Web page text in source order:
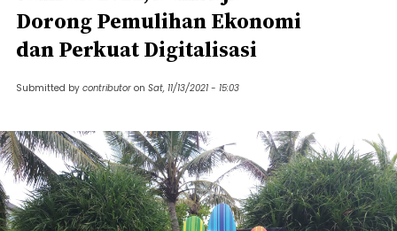
Dorong Pemulihan Ekonomi
dan Perkuat Digitalisasi
Submitted by contributor on Sat, 11/13/2021 - 15:03